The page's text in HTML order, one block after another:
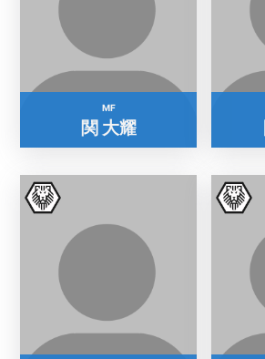
MF
関 大耀